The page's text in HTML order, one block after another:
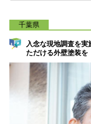
千葉県
入念な現地調査を実
ただける外壁塗装を